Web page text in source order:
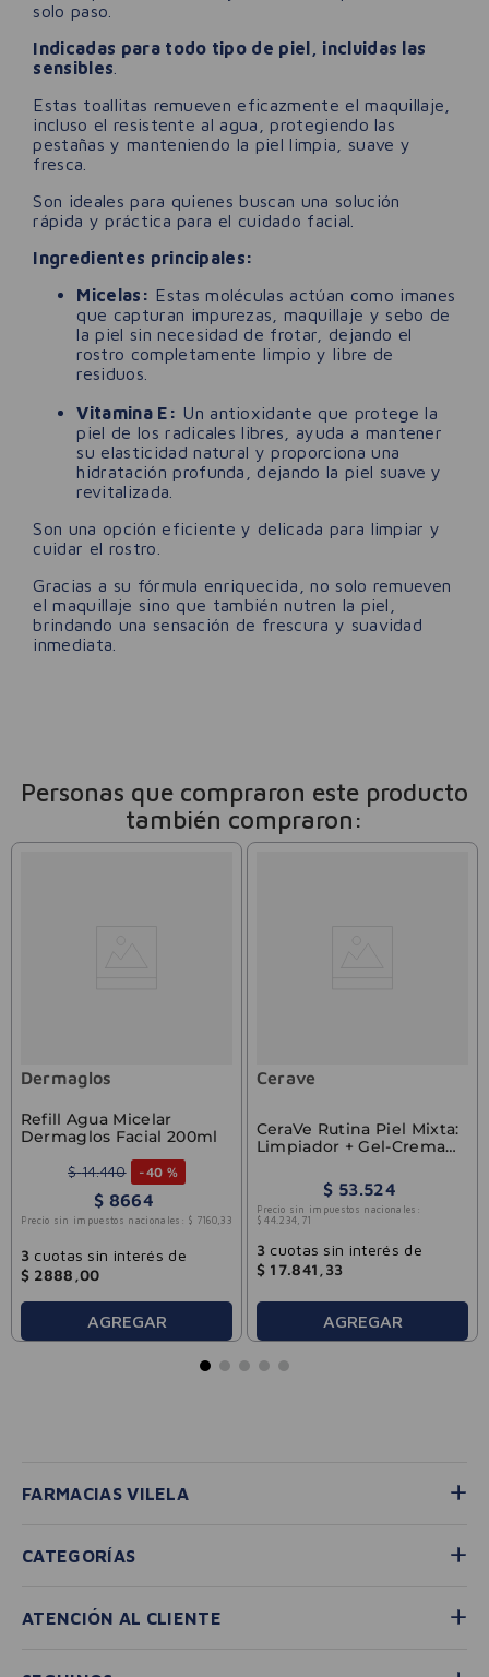
solo paso.
Indicadas para todo tipo de piel, incluidas las
sensibles
Estas toallitas remueven eficazmente el maquillaje,
incluso el resistente al agua, protegiendo las
pestañas y manteniendo la piel limpia, suave y
fresca.
Son ideales para quienes buscan una solución
rápida y práctica para el cuidado facial.
Ingredientes principales:
Micelas: Estas moléculas actúan como imanes
que capturan impurezas, maquillaje y sebo de
la piel sin necesidad de frotar, dejando el
rostro completamente limpio y libre de
residuos.
Vitamina E: Un antioxidante que protege la
piel de los radicales libres, ayuda a mantener
su elasticidad natural y proporciona una
hidratación profunda, dejando la piel suave y
revitalizada.
Son una opción eficiente y delicada para limpiar y
cuidar el rostro.
Gracias a su fórmula enriquecida, no solo remueven
el maquillaje sino que también nutren la piel,
brindando una sensación de frescura y suavidad
inmediata.
Personas que compraron este producto
también compraron:
Dermaglos
Refill Agua Micelar
Dermaglos Facial 200ml
$ 14.440 -40 %
$ 8664
Precio sin impuestos nacionales: $ 7160 ,33
3cuotas sin interés de
$ 2888 00
AGREGAR
Cerave
CeraVe Rutina Piel Mixta:
Limpiador + Gel-Crema
$ 53.524
Precio sin impuestos nacionales:
$ 44.234, 71
3cuotas sin interés de
$ 17.841 33
AGREGAR
FARMACIAS VILELA
CATEGORÍAS
ATENCIÓN AL CLIENTE